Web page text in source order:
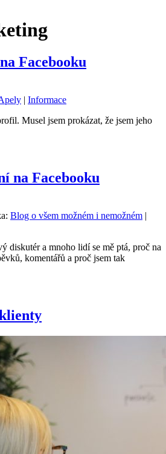
Facebooku
| Informace
Musel jsem prokázat, že jsem jeho
na Facebooku
Blog o všem možném i nemožném |
diskutér a mnoho lidí se mě ptá, proč na
komentářů a proč jsem tak